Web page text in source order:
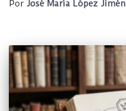
Por José María López